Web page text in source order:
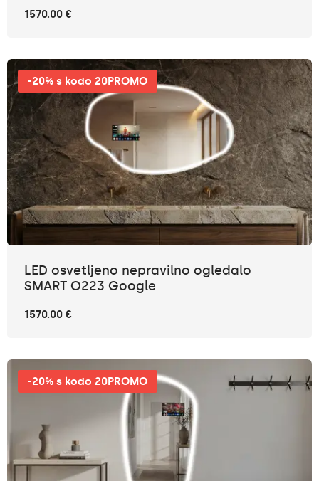
1570.00 €
-20% s kodo 20PROMO
LED osvetljeno nepravilno ogledalo
SMART O223 Google
1570.00 €
-20% s kodo 20PROMO